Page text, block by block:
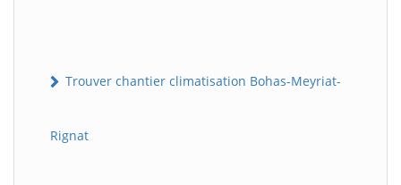
Trouver chantier climatisation Bohas-Meyriat-
Rignat